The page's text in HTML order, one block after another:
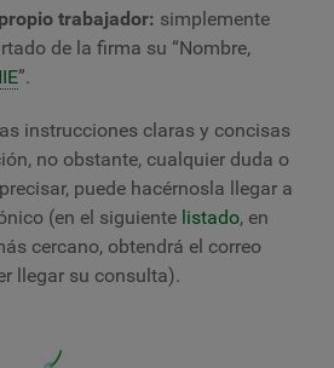
trabajador: simplemente
de la firma su “Nombre,
”.
instrucciones claras y concisas
no obstante, cualquier duda o
puede hacérnosla llegar a
(en el siguiente listado, en
cercano, obtendrá el correo
llegar su consulta).